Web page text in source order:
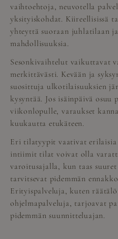
vaihtoehtoja, neuvotella
yksityiskohdat. Kiireellisissä
yhteyttä suoraan juhlatilaan
mahdollisuuksia.
Sesonkivaihtelut vaikuttavat
merkittävästi. Kevään ja
suosittuja ulkotilaisuuksien
kysyntää. Jos isäinpäivä
viikonlopulle, varaukset
kuukautta etukäteen.
Eri tilatyypit vaativat erilaisia
intiimit tilat voivat olla
varoitusajalla, kun taas
tarvitsevat pidemmän
Erityispalveluja, kuten
ohjelmapalveluja, tarjoavat
pidemmän suunnitteluajan.